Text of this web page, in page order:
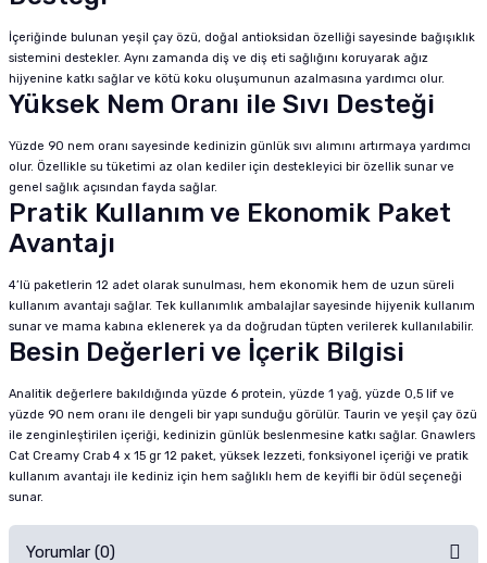
İçeriğinde bulunan yeşil çay özü, doğal antioksidan özelliği sayesinde bağışıklık
sistemini destekler. Aynı zamanda diş ve diş eti sağlığını koruyarak ağız
hijyenine katkı sağlar ve kötü koku oluşumunun azalmasına yardımcı olur.
Yüksek Nem Oranı ile Sıvı Desteği
Yüzde 90 nem oranı sayesinde kedinizin günlük sıvı alımını artırmaya yardımcı
olur. Özellikle su tüketimi az olan kediler için destekleyici bir özellik sunar ve
genel sağlık açısından fayda sağlar.
Pratik Kullanım ve Ekonomik Paket
Avantajı
4’lü paketlerin 12 adet olarak sunulması, hem ekonomik hem de uzun süreli
kullanım avantajı sağlar. Tek kullanımlık ambalajlar sayesinde hijyenik kullanım
sunar ve mama kabına eklenerek ya da doğrudan tüpten verilerek kullanılabilir.
Besin Değerleri ve İçerik Bilgisi
Analitik değerlere bakıldığında yüzde 6 protein, yüzde 1 yağ, yüzde 0,5 lif ve
yüzde 90 nem oranı ile dengeli bir yapı sunduğu görülür. Taurin ve yeşil çay özü
ile zenginleştirilen içeriği, kedinizin günlük beslenmesine katkı sağlar. Gnawlers
Cat Creamy Crab 4 x 15 gr 12 paket, yüksek lezzeti, fonksiyonel içeriği ve pratik
kullanım avantajı ile kediniz için hem sağlıklı hem de keyifli bir ödül seçeneği
sunar.
Yorumlar (0)